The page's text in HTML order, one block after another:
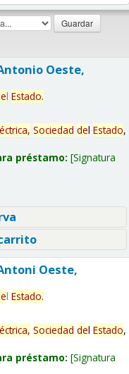
Oeste,
l Estado.
Sociedad del Estado,
préstamo: Signatura
Oeste,
l Estado.
Sociedad del Estado,
préstamo: Signatura